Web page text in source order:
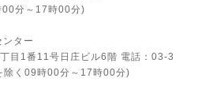
分～17時00分)
ター
目1番11号日庄ビル6階 電話：03-3
く09時00分～17時00分)